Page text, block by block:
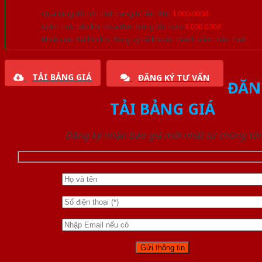
Quà tặng đồ nội thất trang trí lên đến 1.000.000đ
Giảm trực tiếp khi mua đơn hàng lớn hơn 3.000.000đ
Nhiều ưu đãi lớn khi đăng ký tài khoản thành viên thân thiết
TẢI BẢNG GIÁ ĐĂNG KÝ TƯ VẤN
TẢI BẢNG GIÁ
Đăng ký nhận báo giá mới nhất từ chúng tôi